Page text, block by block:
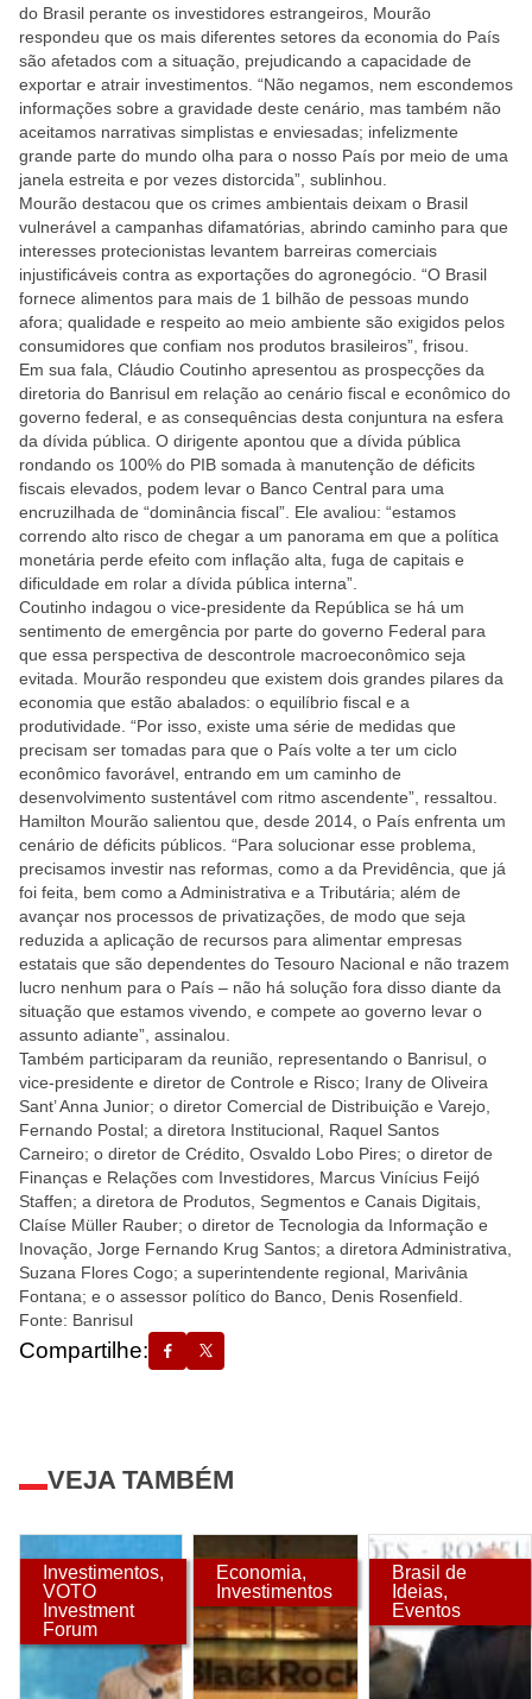
do Brasil perante os investidores estrangeiros, Mourão
respondeu que os mais diferentes setores da economia do País
são afetados com a situação, prejudicando a capacidade de
exportar e atrair investimentos. “Não negamos, nem escondemos
informações sobre a gravidade deste cenário, mas também não
aceitamos narrativas simplistas e enviesadas; infelizmente
grande parte do mundo olha para o nosso País por meio de uma
janela estreita e por vezes distorcida”, sublinhou.
Mourão destacou que os crimes ambientais deixam o Brasil
vulnerável a campanhas difamatórias, abrindo caminho para que
interesses protecionistas levantem barreiras comerciais
injustificáveis contra as exportações do agronegócio. “O Brasil
fornece alimentos para mais de 1 bilhão de pessoas mundo
afora; qualidade e respeito ao meio ambiente são exigidos pelos
consumidores que confiam nos produtos brasileiros”, frisou.
Em sua fala, Cláudio Coutinho apresentou as prospecções da
diretoria do Banrisul em relação ao cenário fiscal e econômico do
governo federal, e as consequências desta conjuntura na esfera
da dívida pública. O dirigente apontou que a dívida pública
rondando os 100% do PIB somada à manutenção de déficits
fiscais elevados, podem levar o Banco Central para uma
encruzilhada de “dominância fiscal”. Ele avaliou: “estamos
correndo alto risco de chegar a um panorama em que a política
monetária perde efeito com inflação alta, fuga de capitais e
dificuldade em rolar a dívida pública interna”.
Coutinho indagou o vice-presidente da República se há um
sentimento de emergência por parte do governo Federal para
que essa perspectiva de descontrole macroeconômico seja
evitada. Mourão respondeu que existem dois grandes pilares da
economia que estão abalados: o equilíbrio fiscal e a
produtividade. “Por isso, existe uma série de medidas que
precisam ser tomadas para que o País volte a ter um ciclo
econômico favorável, entrando em um caminho de
desenvolvimento sustentável com ritmo ascendente”, ressaltou.
Hamilton Mourão salientou que, desde 2014, o País enfrenta um
cenário de déficits públicos. “Para solucionar esse problema,
precisamos investir nas reformas, como a da Previdência, que já
foi feita, bem como a Administrativa e a Tributária; além de
avançar nos processos de privatizações, de modo que seja
reduzida a aplicação de recursos para alimentar empresas
estatais que são dependentes do Tesouro Nacional e não trazem
lucro nenhum para o País – não há solução fora disso diante da
situação que estamos vivendo, e compete ao governo levar o
assunto adiante”, assinalou.
Também participaram da reunião, representando o Banrisul, o
vice-presidente e diretor de Controle e Risco; Irany de Oliveira
Sant’ Anna Junior; o diretor Comercial de Distribuição e Varejo,
Fernando Postal; a diretora Institucional, Raquel Santos
Carneiro; o diretor de Crédito, Osvaldo Lobo Pires; o diretor de
Finanças e Relações com Investidores, Marcus Vinícius Feijó
Staffen; a diretora de Produtos, Segmentos e Canais Digitais,
Claíse Müller Rauber; o diretor de Tecnologia da Informação e
Inovação, Jorge Fernando Krug Santos; a diretora Administrativa,
Suzana Flores Cogo; a superintendente regional, Marivânia
Fontana; e o assessor político do Banco, Denis Rosenfield.
Fonte: Banrisul
Compartilhe:
VEJA TAMBÉM
Investimentos,
VOTO
Investment
Forum
Economia,
Investimentos
Brasil de
Ideias,
Eventos